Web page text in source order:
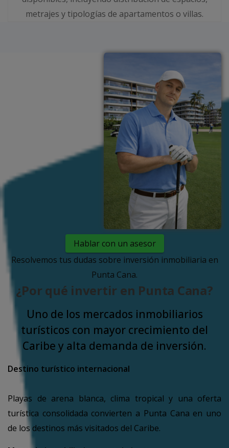
metrajes y tipologías de apartamentos o villas.
Hablar con un asesor
Resolvemos tus dudas sobre inversión inmobiliaria en
Punta Cana.
¿Por qué invertir en Punta Cana?
Uno de los mercados inmobiliarios
turísticos con mayor crecimiento del
Caribe y alta demanda de inversión.
Destino turístico internacional
Playas de arena blanca, clima tropical y una oferta
turística consolidada convierten a Punta Cana en uno
de los destinos más visitados del Caribe.